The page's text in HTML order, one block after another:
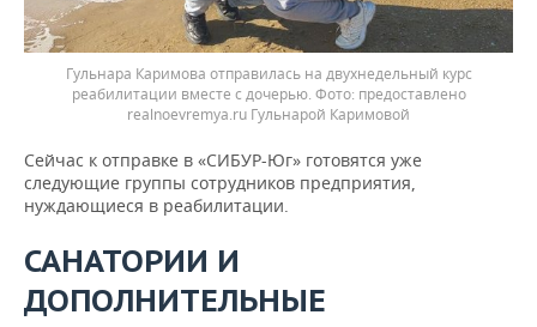
Гульнара Каримова отправилась на двухнедельный курс
реабилитации вместе с дочерью. Фото: предоставлено
realnoevremya.ru Гульнарой Каримовой
Сейчас к отправке в «СИБУР-Юг» готовятся уже
следующие группы сотрудников предприятия,
нуждающиеся в реабилитации.
САНАТОРИИ И
ДОПОЛНИТЕЛЬНЫЕ